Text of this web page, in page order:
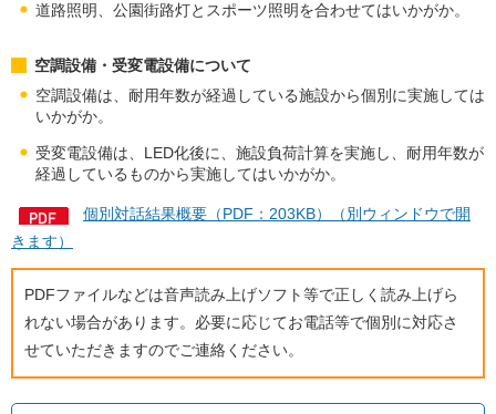
道路照明、公園街路灯とスポーツ照明を合わせてはいかがか。
空調設備・受変電設備について
空調設備は、耐用年数が経過している施設から個別に実施しては
いかがか。
受変電設備は、LED化後に、施設負荷計算を実施し、耐用年数が
経過しているものから実施してはいかがか。
個別対話結果概要（PDF：203KB）（別ウィンドウで開
きます）
PDFファイルなどは音声読み上げソフト等で正しく読み上げら
れない場合があります。必要に応じてお電話等で個別に対応さ
せていただきますのでご連絡ください。